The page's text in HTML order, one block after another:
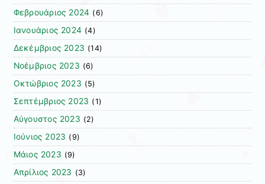
Φεβρουάριος 2024 (6)
Ιανουάριος 2024 (4)
Δεκέμβριος 2023 (14)
Νοέμβριος 2023 (6)
Οκτώβριος 2023 (5)
Σεπτέμβριος 2023 (1)
Αύγουστος 2023 (2)
Ιούνιος 2023 (9)
Μάιος 2023 (9)
Απρίλιος 2023 (3)